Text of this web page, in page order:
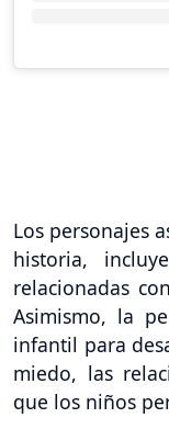
Los personajes
historia,
relacionadas
Asimismo, la
infantil para
miedo, las
que los niños